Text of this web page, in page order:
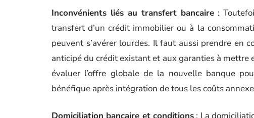
Inconvénients liés au transfert bancaire:
transfert d’un crédit immobilier ou à la
peuvent s’avérer lourdes. Il faut aussi prendre en
anticipé du crédit existant et aux garanties à
évaluer l’offre globale de la nouvelle banque
bénéfique après intégration de tous les coûts